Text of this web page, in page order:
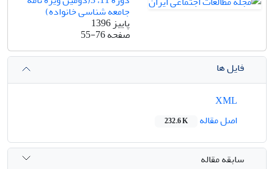
جامعه شناسی خانواده)
پاییز 1396
صفحه55-76
فایل ها
اصل مقاله
232.6 K
سابقه مقاله